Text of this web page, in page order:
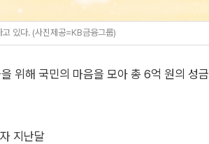
있다. (사진제공=KB금융그룹)
위해 국민의 마음을 모아 총 6억 원의 성금
지난달